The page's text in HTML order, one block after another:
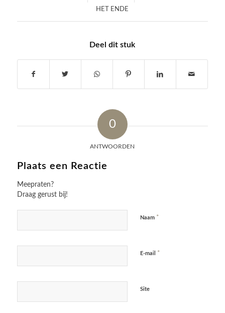
HET ENDE
Deel dit stuk
0
ANTWOORDEN
Plaats een Reactie
Meepraten?
Draag gerust bij!
Naam *
E-mail *
Site